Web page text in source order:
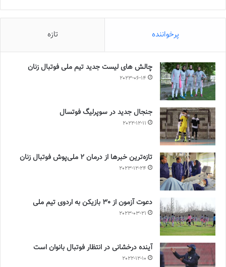
پرخواننده تازه
چالش هاى ليست جدید تيم ملى فوتبال زنان
2023-06-14
جنجال جدید در سوپرلیگ فوتسال
2022-12-11
تازه‌ترین خبرها از درمان ۲ ملی‌پوش فوتبال زنان
2023-12-24
دعوت آزمون از 30 بازیکن به اردوی تیم ملی
2023-03-21
آینده درخشانی در انتظار فوتبال بانوان است
2022-12-10